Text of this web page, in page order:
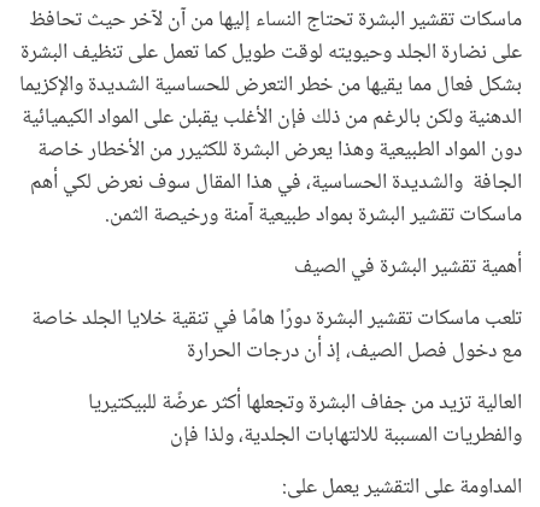
ماسكات تقشير البشرة تحتاج النساء إليها من آن لآخر حيث تحافظ
على نضارة الجلد وحيويته لوقت طويل كما تعمل على تنظيف البشرة
بشكل فعال مما يقيها من خطر التعرض للحساسية الشديدة والإكزيما
الدهنية ولكن بالرغم من ذلك فإن الأغلب يقبلن على المواد الكيميائية
دون المواد الطبيعية وهذا يعرض البشرة للكثيرر من الأخطار خاصة
الجافة والشديدة الحساسية، في هذا المقال سوف نعرض لكي أهم
ماسكات تقشير البشرة بمواد طبيعية آمنة ورخيصة الثمن.
أهمية تقشير البشرة في الصيف
تلعب ماسكات تقشير البشرة دورًا هامًا في تنقية خلايا الجلد خاصة
مع دخول فصل الصيف، إذ أن درجات الحرارة
العالية تزيد من جفاف البشرة وتجعلها أكثر عرضًة للبيكتيريا
والفطريات المسببة للالتهابات الجلدية، ولذا فإن
المداومة على التقشير يعمل على: